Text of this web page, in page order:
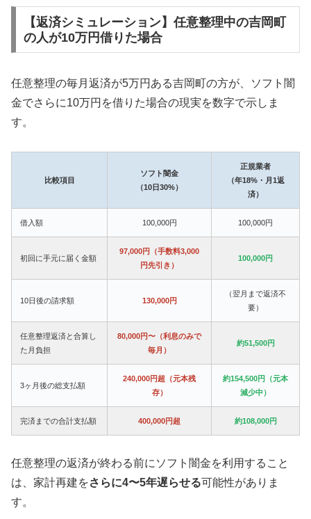
【返済シミュレーション】任意整理中の吉岡町
の人が10万円借りた場合
任意整理の毎月返済が5万円ある吉岡町の方が、ソフト闇
金でさらに10万円を借りた場合の現実を数字で示しま
す。
比較項目
ソフト闇金
（10日30%）
正規業者
（年18%・月1返
済）
借入額 100,000円 100,000円
初回に手元に届く金額
97,000円（手数料3,000
円先引き）
100,000円
10日後の請求額 130,000円
（翌月まで返済不
要）
任意整理返済と合算し
た月負担
80,000円〜（利息のみで
毎月）
約51,500円
3ヶ月後の総支払額
240,000円超（元本残
存）
約154,500円（元本
減少中）
完済までの合計支払額 400,000円超 約108,000円
任意整理の返済が終わる前にソフト闇金を利用すること
は、家計再建をさらに4〜5年遅らせる可能性がありま
す。